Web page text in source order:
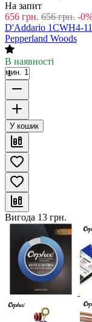
На запит
656 грн. 656 грн. -
D'Addario 1CWH4-
Pepperland Woods
В наявності
мин. 1
У кошик
Вигода 13 грн.